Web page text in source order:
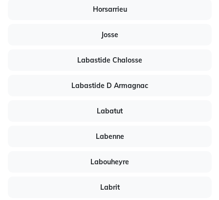
Horsarrieu
Josse
Labastide Chalosse
Labastide D Armagnac
Labatut
Labenne
Labouheyre
Labrit